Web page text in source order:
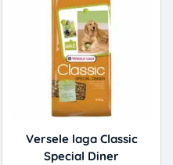
Versele laga Classic
Special Diner